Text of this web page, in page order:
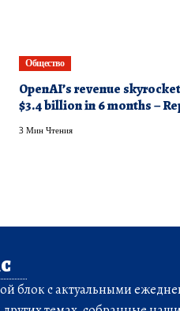
Общество
OpenAI’s revenue
$3.4 billion in 6 months –
3 Мин Чтения
блок с актуальными